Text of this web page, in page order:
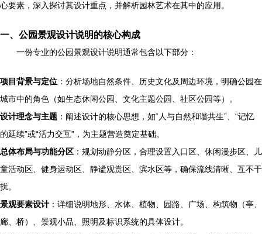
心要素，深入探讨其设计重点，并解析园林艺术在其中的应用。
一、公园景观设计说明的核心构成
一份专业的公园景观设计说明通常包含以下部分：
项目背景与定位 ：分析场地自然条件、历史文化及周边环境，明确公园在
城市中的角色（如生态休闲公园、文化主题公园、社区公园等）。
设计理念与主题 ：阐述设计的核心思想，如“人与自然和谐共生”、“记忆
的延续”或“活力交互”，为主题营造奠定基础。
总体布局与功能分区 ：规划动静分区，合理设置入口区、休闲漫步区、儿
童活动区、健身运动区、静谧观赏区、滨水区等，确保流线清晰、互不干
扰。
景观要素设计 ：详细说明地形、水体、植物、园路、广场、构筑物（亭、
廊、桥）、景观小品、照明及标识系统的具体设计。